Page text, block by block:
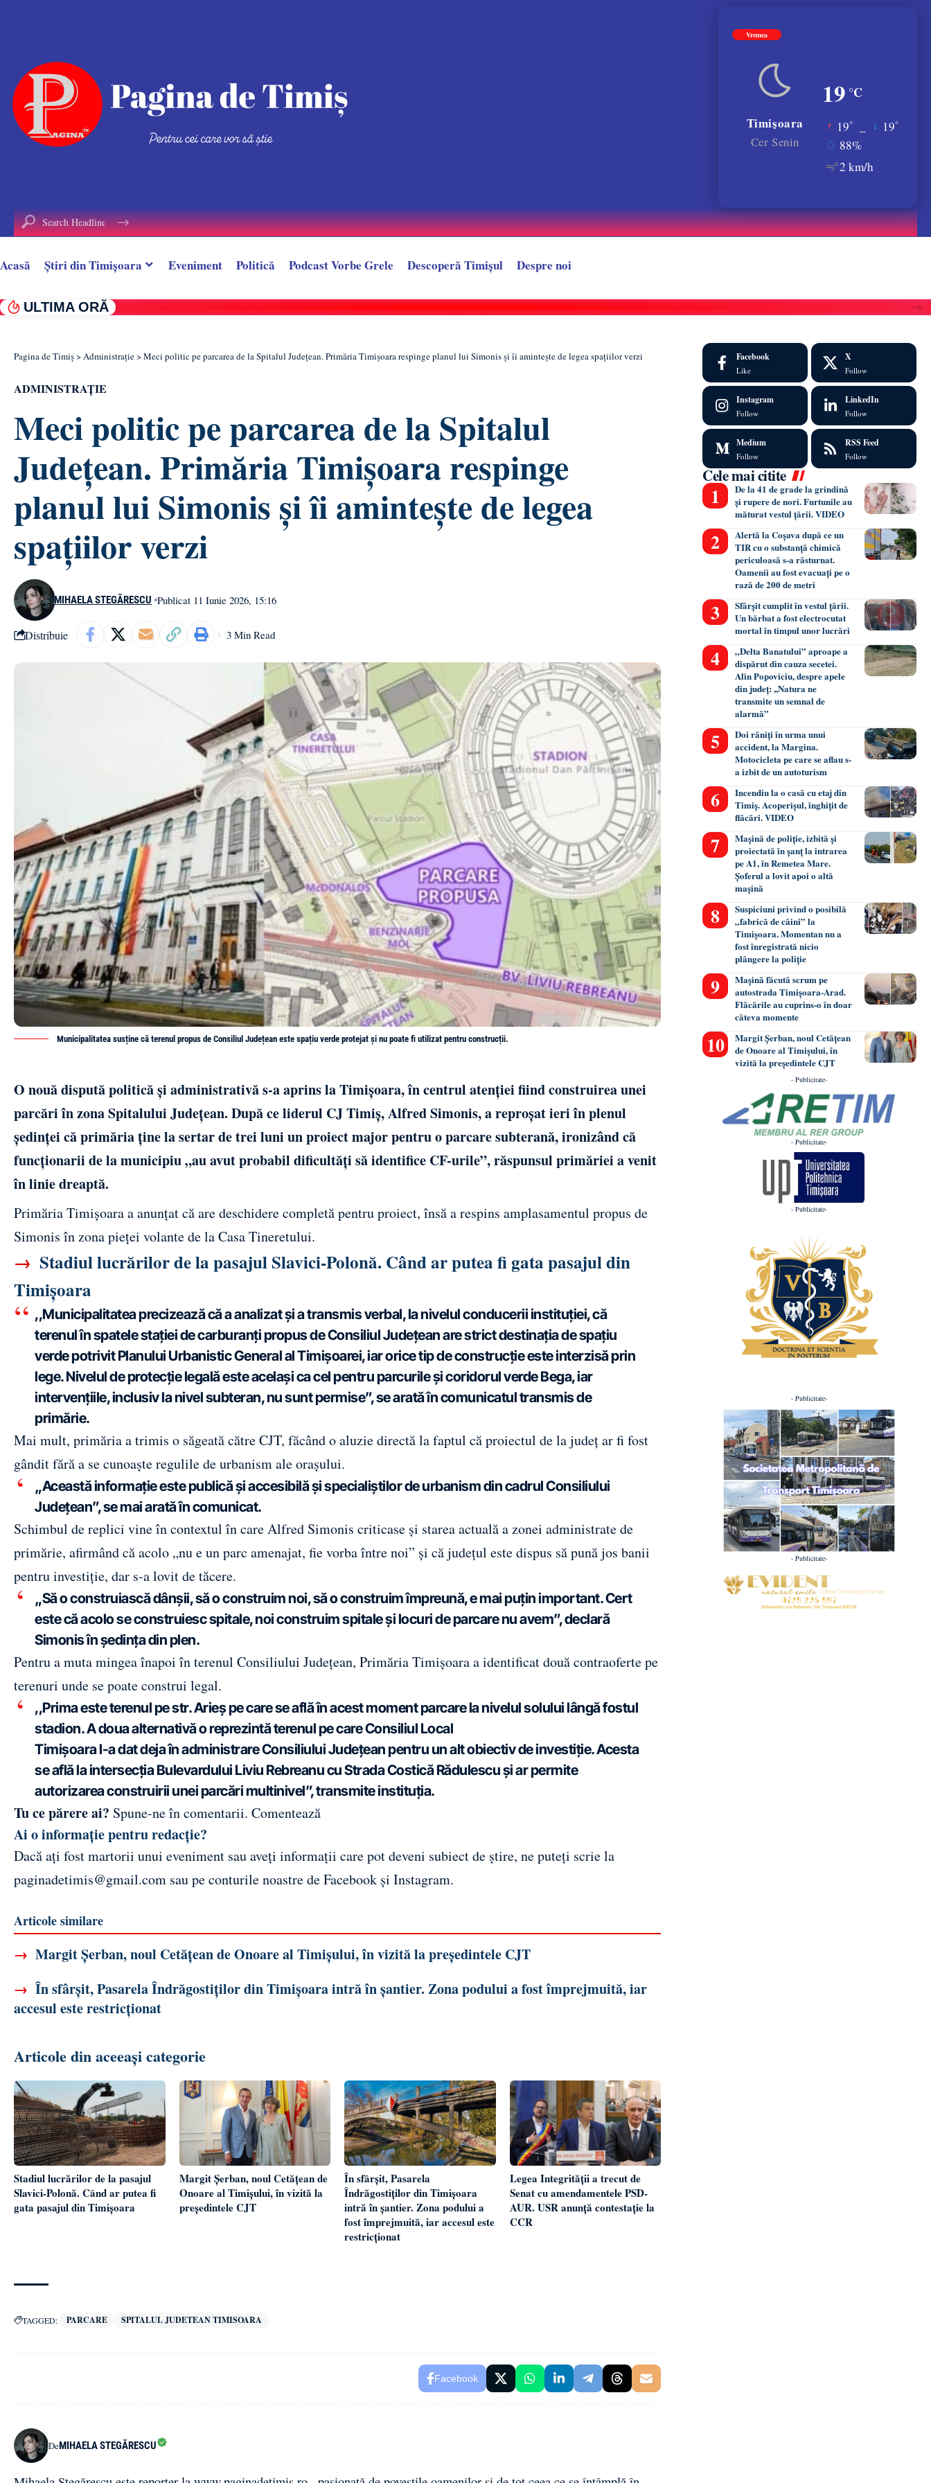
Vremea
19 °C
Timișoara
Cer Senin
19° 19°
88%
2 km/h
Acasă Știri din Timișoara Eveniment Politică Podcast Vorbe Grele Descoperă Timișul Despre noi
ULTIMA ORĂ Doi răniți în urma unui accident, la Margina. Motocicleta pe care se aflau s-a izbit de un autoturism
Pagina de Timiș>Administrație>Meci politic pe parcarea de la Spitalul Județean. Primăria Timișoara respinge planul lui Simonis și îi amintește de legea spațiilor verzi
ADMINISTRAȚIE
Meci politic pe parcarea de la Spitalul
Județean. Primăria Timișoara respinge
planul lui Simonis și îi amintește de legea
spațiilor verzi
MIHAELA STEGĂRESCU Publicat 11 Iunie 2026, 15:16
Distribuie 3 Min Read
Municipalitatea susține că terenul propus de Consiliul Județean este spațiu verde protejat și nu poate fi utilizat pentru construcții.
O nouă dispută politică și administrativă s-a aprins la Timișoara, în centrul atenției fiind construirea unei
parcări în zona Spitalului Județean. După ce liderul CJ Timiș, Alfred Simonis, a reproșat ieri în plenul
ședinței că primăria ține la sertar de trei luni un proiect major pentru o parcare subterană, ironizând că
funcționarii de la municipiu „au avut probabil dificultăți să identifice CF-urile”, răspunsul primăriei a venit
în linie dreaptă.
Primăria Timișoara a anunțat că are deschidere completă pentru proiect, însă a respins amplasamentul propus de
Simonis în zona pieței volante de la Casa Tineretului.
→ Stadiul lucrărilor de la pasajul Slavici-Polonă. Când ar putea fi gata pasajul din
Timișoara
,,Municipalitatea precizează că a analizat și a transmis verbal, la nivelul conducerii instituției, că
terenul în spatele stației de carburanți propus de Consiliul Județean are strict destinația de spațiu
verde potrivit Planului Urbanistic General al Timișoarei, iar orice tip de construcție este interzisă prin
lege. Nivelul de protecție legală este același ca cel pentru parcurile și coridorul verde Bega, iar
intervențiile, inclusiv la nivel subteran, nu sunt permise”, se arată în comunicatul transmis de
primărie.
Mai mult, primăria a trimis o săgeată către CJT, făcând o aluzie directă la faptul că proiectul de la județ ar fi fost
gândit fără a se cunoaște regulile de urbanism ale orașului.
„Această informație este publică și accesibilă și specialiștilor de urbanism din cadrul Consiliului
Județean”, se mai arată în comunicat.
Schimbul de replici vine în contextul în care Alfred Simonis criticase și starea actuală a zonei administrate de
primărie, afirmând că acolo „nu e un parc amenajat, fie vorba între noi” și că județul este dispus să pună jos banii
pentru investiție, dar s-a lovit de tăcere.
„Să o construiască dânșii, să o construim noi, să o construim împreună, e mai puțin important. Cert
este că acolo se construiesc spitale, noi construim spitale și locuri de parcare nu avem”, declară
Simonis în ședința din plen.
Pentru a muta mingea înapoi în terenul Consiliului Județean, Primăria Timișoara a identificat două contraoferte pe
terenuri unde se poate construi legal.
,,Prima este terenul pe str. Arieș pe care se află în acest moment parcare la nivelul solului lângă fostul
stadion. A doua alternativă o reprezintă terenul pe care Consiliul Local
Timișoara l-a dat deja în administrare Consiliului Județean pentru un alt obiectiv de investiție. Acesta
se află la intersecția Bulevardului Liviu Rebreanu cu Strada Costică Rădulescu și ar permite
autorizarea construirii unei parcări multinivel”, transmite instituția.
Tu ce părere ai? Spune-ne în comentarii. Comentează
Ai o informație pentru redacție?
Dacă ați fost martorii unui eveniment sau aveți informații care pot deveni subiect de știre, ne puteți scrie la
paginadetimis@gmail.com sau pe conturile noastre deFacebook și Instagram.
Articole similare
→ Margit Șerban, noul Cetățean de Onoare al Timișului, în vizită la președintele CJT
→ În sfârșit, Pasarela Îndrăgostiților din Timișoara intră în șantier. Zona podului a fost împrejmuită, iar
accesul este restricționat
Articole din aceeași categorie
Stadiul lucrărilor de la pasajul
Slavici-Polonă. Când ar putea fi
gata pasajul din Timișoara
Margit Șerban, noul Cetățean de
Onoare al Timișului, în vizită la
președintele CJT
În sfârșit, Pasarela
Îndrăgostiților din Timișoara
intră în șantier. Zona podului a
fost împrejmuită, iar accesul este
restricționat
Legea Integrității a trecut de
Senat cu amendamentele PSD-
AUR. USR anunță contestație la
CCR
TAGGED: PARCARE SPITALUL JUDETEAN TIMISOARA
Facebook
DeMIHAELA STEGĂRESCU
Facebook
Like
X
Follow
Instagram
Follow
LinkedIn
Follow
Medium
Follow
RSS Feed
Follow
Cele mai citite
De la 41 de grade la grindină
și rupere de nori. Furtunile au
măturat vestul țării. VIDEO
Alertă la Coșava după ce un
TIR cu o substanță chimică
periculoasă s-a răsturnat.
Oamenii au fost evacuați pe o
rază de 200 de metri
Sfârșit cumplit în vestul țării.
Un bărbat a fost electrocutat
mortal în timpul unor lucrări
„Delta Banatului” aproape a
dispărut din cauza secetei.
Alin Popoviciu, despre apele
din județ: ,,Natura ne
transmite un semnal de
alarmă”
Doi răniți în urma unui
accident, la Margina.
Motocicleta pe care se aflau s-
a izbit de un autoturism
Incendiu la o casă cu etaj din
Timiș. Acoperișul, înghițit de
flăcări. VIDEO
Mașină de poliție, izbită și
proiectată în șanț la intrarea
pe A1, în Remetea Mare.
Șoferul a lovit apoi o altă
mașină
Suspiciuni privind o posibilă
„fabrică de câini” la
Timișoara. Momentan nu a
fost înregistrată nicio
plângere la poliție
Mașină făcută scrum pe
autostrada Timișoara-Arad.
Flăcările au cuprins-o în doar
câteva momente
Margit Șerban, noul Cetățean
de Onoare al Timișului, în
vizită la președintele CJT
- Publicitate-
- Publicitate-
- Publicitate-
- Publicitate-
- Publicitate-